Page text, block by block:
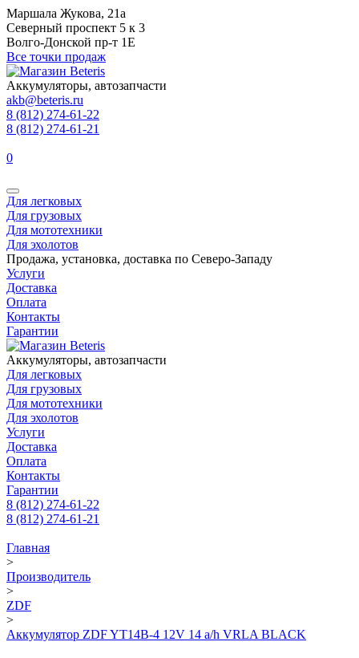
Маршала Жукова, 21а
Северный проспект 5 к 3
Волго-Донской пр-т 1Е
Все точки продаж
Аккумуляторы, автозапчасти
akb@beteris.ru
8 (812) 274-61-22
8 (812) 274-61-21
0
Для легковых
Для грузовых
Для мототехники
Для эхолотов
Продажа, установка, доставка по Северо-Западу
Услуги
Доставка
Оплата
Контакты
Гарантии
Аккумуляторы, автозапчасти
Для легковых
Для грузовых
Для мототехники
Для эхолотов
Услуги
Доставка
Оплата
Контакты
Гарантии
8 (812) 274-61-22
8 (812) 274-61-21
Главная
>
Производитель
>
ZDF
>
Аккумулятор ZDF YT14B-4 12V 14 a/h VRLA BLACK